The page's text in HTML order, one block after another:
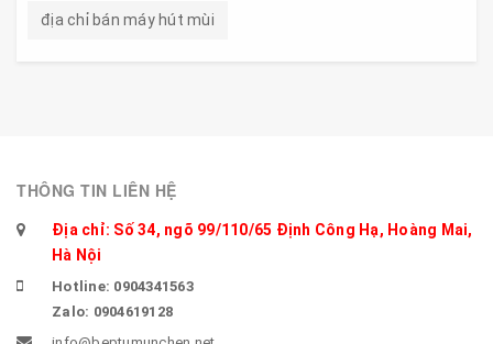
địa chỉ bán máy hút mùi
THÔNG TIN LIÊN HỆ
Địa chỉ: Số 34, ngõ 99/110/65 Định Công Hạ, Hoàng Mai,
Hà Nội
Hotline: 0904341563
Zalo: 0904619128